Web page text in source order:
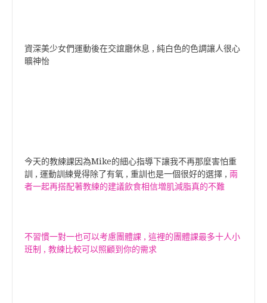
資深美少女們運動後在交誼廳休息 , 純白色的色調讓人很心
曠神怡
今天的教練課因為Mike的細心指導下讓我不再那麼害怕重
訓 , 運動訓練覺得除了有氧 , 重訓也是一個很好的選擇 , 兩
者一起再搭配著教練的建議飲食相信増肌減脂真的不難
不習慣一對一也可以考慮團體課 , 這裡的團體課最多十人小
班制 , 教練比較可以照顧到你的需求